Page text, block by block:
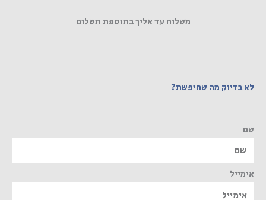
משלוח עד אליך בתוספת תשלום
לא בדיוק מה שחיפשת?
שם
אימייל